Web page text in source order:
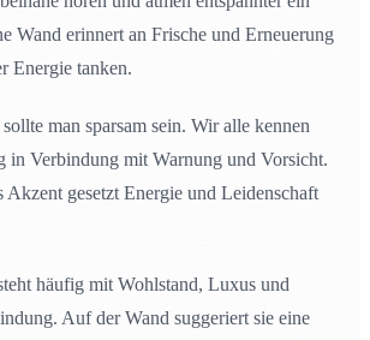
Wand erinnert an Frische und Erneuerung
Energie tanken.
man sparsam sein. Wir alle kennen
in Verbindung mit Warnung und Vorsicht.
Akzent gesetzt Energie und Leidenschaft
häufig mit Wohlstand, Luxus und
Auf der Wand suggeriert sie eine